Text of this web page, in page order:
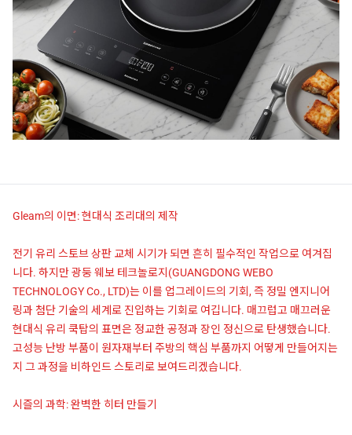
Gleam의 이면: 현대식 조리대의 제작
전기 유리 스토브 상판 교체 시기가 되면 흔히 필수적인 작업으로 여겨집
니다. 하지만 광둥 웨보 테크놀로지(GUANGDONG WEBO
TECHNOLOGY Co., LTD)는 이를 업그레이드의 기회, 즉 정밀 엔지니어
링과 첨단 기술의 세계로 진입하는 기회로 여깁니다. 매끄럽고 매끄러운
현대식 유리 쿡탑의 표면은 정교한 공정과 장인 정신으로 탄생했습니다.
고성능 난방 부품이 원자재부터 주방의 핵심 부품까지 어떻게 만들어지는
지 그 과정을 비하인드 스토리로 보여드리겠습니다.
시즐의 과학: 완벽한 히터 만들기